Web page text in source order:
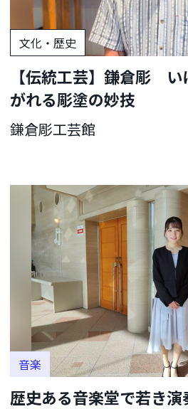
文化・歴史
【伝統工芸】鎌倉彫
がれる彫塗の妙技
鎌倉彫工芸館
音楽
歴史ある音楽堂で若き